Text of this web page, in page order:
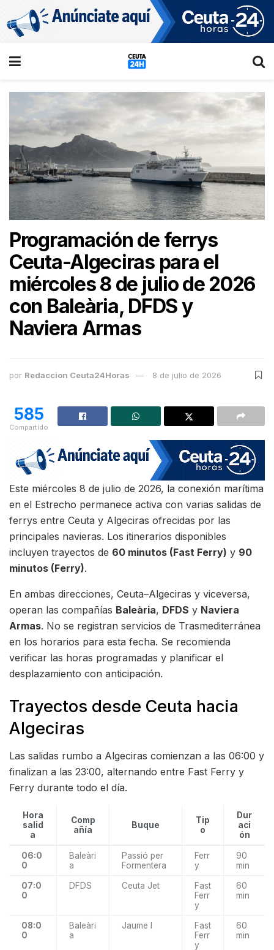
Programación de ferrys
Ceuta-Algeciras para el
miércoles 8 de julio de 2026
con Baleària, DFDS y
Naviera Armas
por Redaccion Ceuta24Horas 8 de julio de 2026
585
Compartido
Este miércoles 8 de julio de 2026, la conexión marítima
en el Estrecho permanece activa con varias salidas de
ferrys entre Ceuta y Algeciras ofrecidas por las
principales navieras. Los itinerarios disponibles
incluyen trayectos de 60 minutos (Fast Ferry) y 90
minutos (Ferry).
En ambas direcciones, Ceuta–Algeciras y viceversa,
operan las compañías Baleària, DFDS y Naviera
Armas. No se registran servicios de Trasmediterránea
en los horarios para esta fecha. Se recomienda
verificar las horas programadas y planificar el
desplazamiento con anticipación.
Trayectos desde Ceuta hacia
Algeciras
Las salidas rumbo a Algeciras comienzan a las 06:00 y
finalizan a las 23:00, alternando entre Fast Ferry y
Ferry durante todo el día.
Hora
salid
a
Comp
añía
Buque
Tip
o
Dur
aci
ón
06:0
0
Baleàri
a
Passió per
Formentera
Ferr
y
90
min
07:0
0
DFDS Ceuta Jet
Fast
Ferr
y
60
min
08:0
0
Baleàri
a
Jaume I
Fast
Ferr
y
60
min